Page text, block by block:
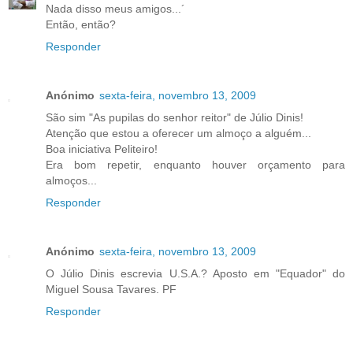
Nada disso meus amigos...´
Então, então?
Responder
Anónimo sexta-feira, novembro 13, 2009
São sim "As pupilas do senhor reitor" de Júlio Dinis!
Atenção que estou a oferecer um almoço a alguém...
Boa iniciativa Peliteiro!
Era bom repetir, enquanto houver orçamento para
almoços...
Responder
Anónimo sexta-feira, novembro 13, 2009
O Júlio Dinis escrevia U.S.A.? Aposto em "Equador" do
Miguel Sousa Tavares. PF
Responder